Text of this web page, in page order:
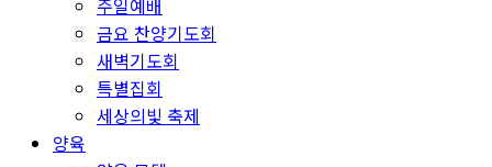
주일예배
금요 찬양기도회
새벽기도회
특별집회
세상의빛 축제
양육